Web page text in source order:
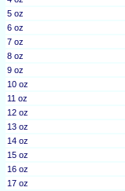
5 oz
6 oz
7 oz
8 oz
9 oz
10 oz
11 oz
12 oz
13 oz
14 oz
15 oz
16 oz
17 oz